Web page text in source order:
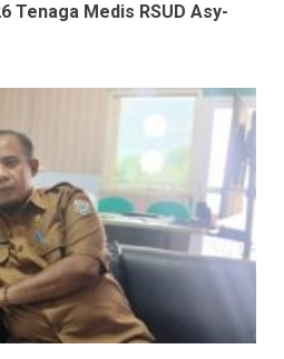
Tenaga Medis RSUD Asy-